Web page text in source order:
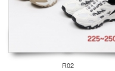
R02